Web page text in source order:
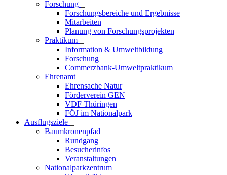
Forschung
Forschungsbereiche und Ergebnisse
Mitarbeiten
Planung von Forschungsprojekten
Praktikum
Information & Umweltbildung
Forschung
Commerzbank-Umweltpraktikum
Ehrenamt
Ehrensache Natur
Förderverein GEN
VDF Thüringen
FÖJ im Nationalpark
Ausflugs­ziele
Baumkronenpfad
Rundgang
Besucherinfos
Veranstaltungen
Nationalparkzentrum